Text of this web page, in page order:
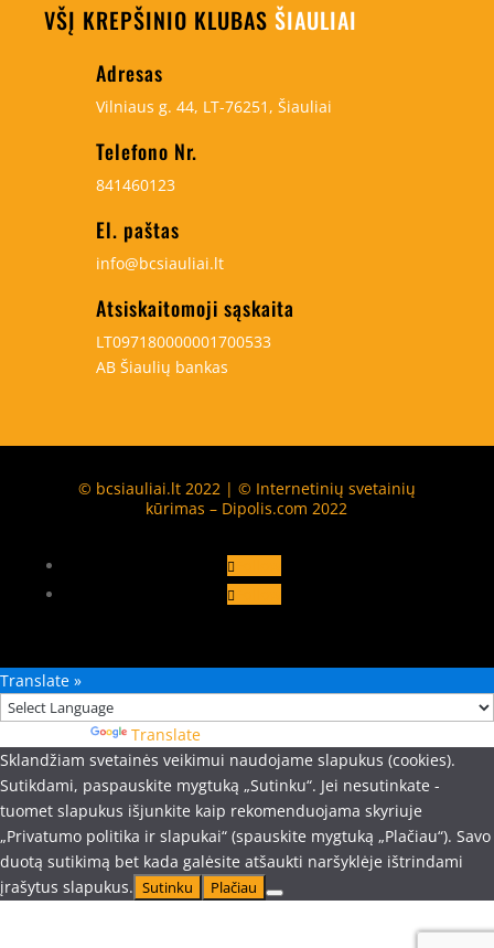
VŠĮ KREPŠINIO KLUBAS ŠIAULIAI
Adresas
Vilniaus g. 44, LT-76251, Šiauliai
Telefono Nr.
841460123
El. paštas
info@bcsiauliai.lt
Atsiskaitomoji sąskaita
LT097180000001700533
AB Šiaulių bankas
© bcsiauliai.lt 2022 | © Internetinių svetainių
kūrimas – Dipolis.com 2022
Translate »
Translate
Sklandžiam svetainės veikimui naudojame slapukus (cookies).
Sutikdami, paspauskite mygtuką „Sutinku“. Jei nesutinkate -
tuomet slapukus išjunkite kaip rekomenduojama skyriuje
„Privatumo politika ir slapukai“ (spauskite mygtuką „Plačiau“). Savo
duotą sutikimą bet kada galėsite atšaukti naršyklėje ištrindami
įrašytus slapukus. Sutinku Plačiau